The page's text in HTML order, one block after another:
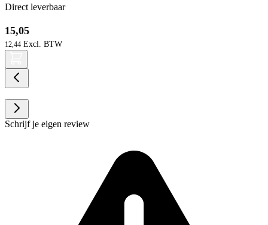
Direct leverbaar
15,05
12,44
Schrijf je eigen review